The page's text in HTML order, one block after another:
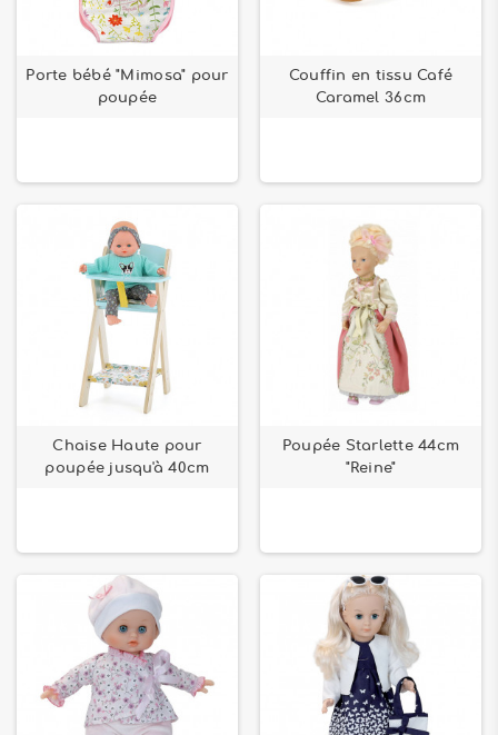
Porte bébé "Mimosa" pour
poupée
Couffin en tissu Café
Caramel 36cm
Chaise Haute pour
poupée jusqu'à 40cm
Poupée Starlette 44cm
"Reine"